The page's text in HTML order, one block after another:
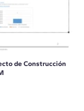
de Construcción